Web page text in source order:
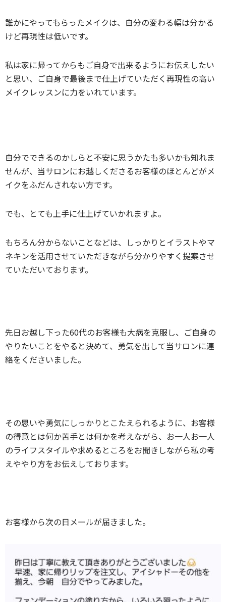
誰かにやってもらったメイクは、自分の変わる幅は分かる
けど再現性は低いです。
私は家に帰ってからもご自身で出来るようにお伝えしたい
と思い、ご自身で最後まで仕上げていただく再現性の高い
メイクレッスンに力をいれています。
自分でできるのかしらと不安に思うかたも多いかも知れま
せんが、当サロンにお越しくださるお客様のほとんどがメ
イクをふだんされない方です。
でも、とても上手に仕上げていかれますよ。
もちろん分からないことなどは、しっかりとイラストやマ
ネキンを活用させていただきながら分かりやすく提案させ
ていただいております。
先日お越し下った60代のお客様も大病を克服し、ご自身の
やりたいことをやると決めて、勇気を出して当サロンに連
絡をくださいました。
その思いや勇気にしっかりとこたえられるように、お客様
の得意とは何か苦手とは何かを考えながら、お一人お一人
のライフスタイルや求めるところをお聞きしながら私の考
えややり方をお伝えしております。
お客様から次の日メールが届きました。